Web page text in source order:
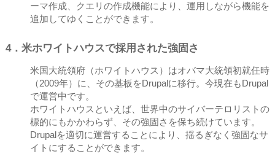
ーマ作成、クエリの作成機能により、運用しながら機能を
追加してゆくことができます。
4．米ホワイトハウスで採用された強固さ
米国大統領府（ホワイトハウス）はオバマ大統領初就任時
（2009年）に、その基板をDrupalに移行。今現在もDrupal
で運営中です。
ホワイトハウスといえば、世界中のサイバーテロリストの
標的にもかかわらず、その強固さを保ち続けています。
Drupalを適切に運営することにより、揺るぎなく強固なサ
イトにすることができます。